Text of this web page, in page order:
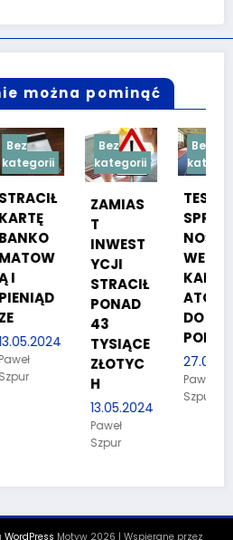
można pominąć
Bez
kategorii
ZAMIAS
INWEST
YCJI
STRACIŁ
PONAD
TYSIĄCE
ZŁOTYC
13.05.2024
Bez
kategorii
TESTY
SPRAW
NOŚCIO
WE DLA
KANDYD
ATÓW
POLICJI
27.03.2024
WordPress Motyw 2026 | Wspierane przez